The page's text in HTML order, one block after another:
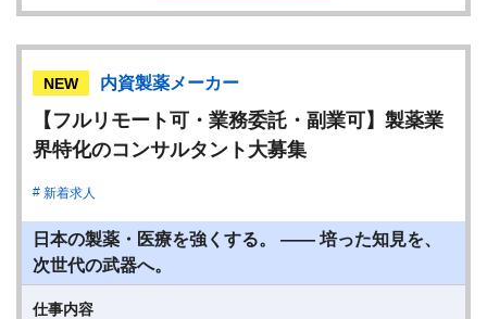
NEW 内資製薬メーカー
【フルリモート可・業務委託・副業可】製薬業
界特化のコンサルタント大募集
新着求人
日本の製薬・医療を強くする。 ―― 培った知見を、
次世代の武器へ。
仕事内容